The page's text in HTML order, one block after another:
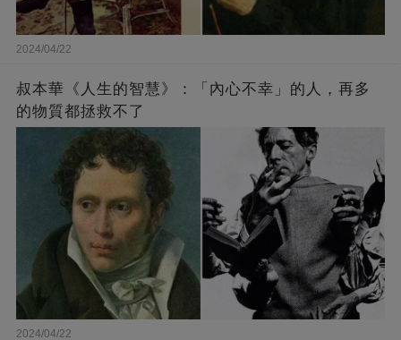
2024/04/22
叔本華《人生的智慧》：「內心不幸」的人，再多
的物質都拯救不了
2024/04/22